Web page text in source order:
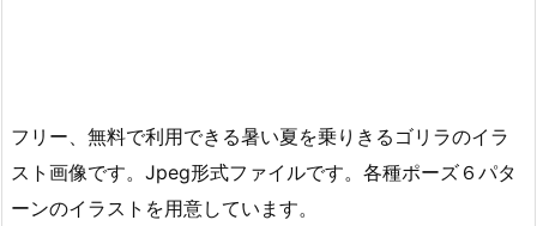
フリー、無料で利用できる暑い夏を乗りきるゴリラのイラ
スト画像です。Jpeg形式ファイルです。各種ポーズ６パタ
ーンのイラストを用意しています。